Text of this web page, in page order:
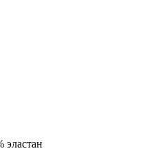
эластан